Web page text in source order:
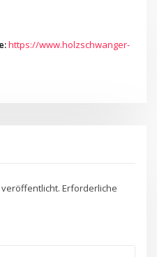
https://www.holzschwanger-
Erforderliche